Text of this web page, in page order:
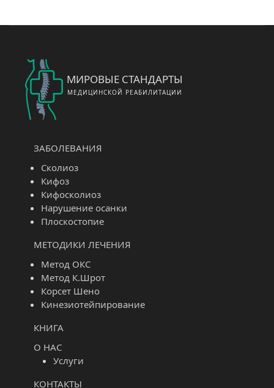
МИРОВЫЕ СТАНДАРТЫ
МЕДИЦИНСКОЙ РЕАБИЛИТАЦИИ
ЗАБОЛЕВАНИЯ
Сколиоз
Кифоз
Кифосколиоз
Нарушение осанки
Плоскостопие
МЕТОДИКИ ЛЕЧЕНИЯ
Метод ОКС
Метод К.Шрот
Корсет Шено
Кинезиотейпирование
КНИГА
О НАС
Услуги
КОНТАКТЫ